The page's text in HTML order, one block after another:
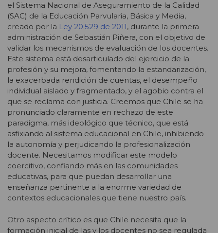
el Sistema Nacional de Aseguramiento de la Calidad
(SAC) de la Educación Parvularia, Básica y Media,
creado por la Ley 20.529 de 2011, durante la primera
administración de Sebastián Piñera, con el objetivo de
validar los mecanismos de evaluación de los docentes.
Este sistema está desarticulado del ejercicio de la
profesión y su mejora, fomentando la estandarización,
la exacerbada rendición de cuentas, el desempeño
individual aislado y fragmentado, y el agobio contra el
que se reclama con justicia. Creemos que Chile se ha
pronunciado claramente en rechazo de este
paradigma, más ideológico que técnico, que está
asfixiando al sistema educacional en Chile, inhibiendo
la autonomía y perjudicando la profesionalización
docente. Necesitamos modificar este modelo
coercitivo, confiando más en las comunidades
educativas, para que puedan desarrollar una
enseñanza pertinente a la enorme variedad de
contextos educacionales que tiene nuestro país.
Otro aspecto crítico es que Chile necesita que la
formación inicial de las y los docentes no sea regulada